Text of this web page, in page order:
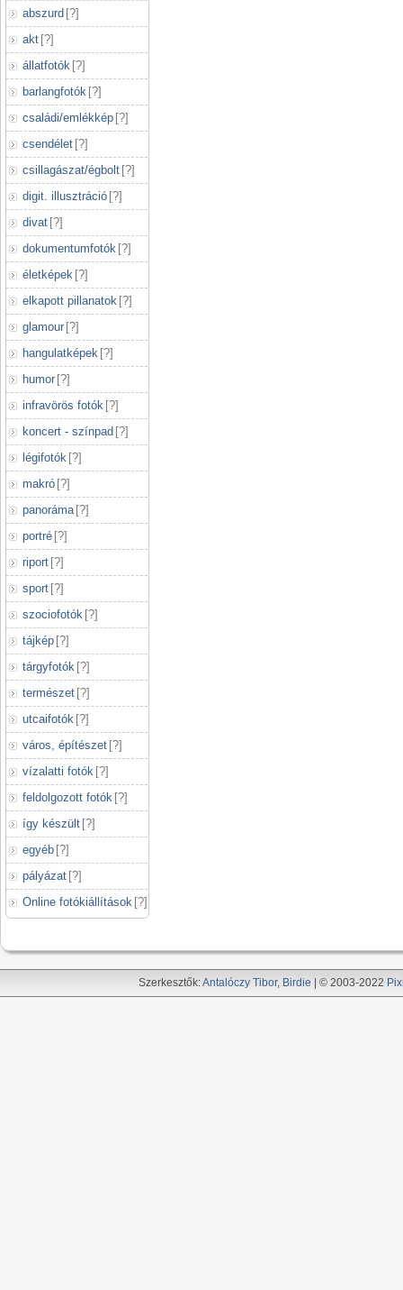
abszurd [?]
akt [?]
állatfotók [?]
barlangfotók [?]
családi/emlékkép [?]
csendélet [?]
csillagászat/égbolt [?]
digit. illusztráció [?]
divat [?]
dokumentumfotók [?]
életképek [?]
elkapott pillanatok [?]
glamour [?]
hangulatképek [?]
humor [?]
infravörös fotók [?]
koncert - színpad [?]
légifotók [?]
makró [?]
panoráma [?]
portré [?]
riport [?]
sport [?]
szociofotók [?]
tájkép [?]
tárgyfotók [?]
természet [?]
utcaifotók [?]
város, építészet [?]
vízalatti fotók [?]
feldolgozott fotók [?]
így készült [?]
egyéb [?]
pályázat [?]
Online fotókiállítások [?]
Szerkesztők:Antalóczy Tibor, Birdie | © 2003-2022